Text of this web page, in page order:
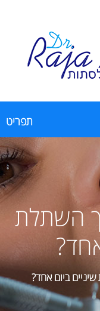
השתלת
ביום אחד?